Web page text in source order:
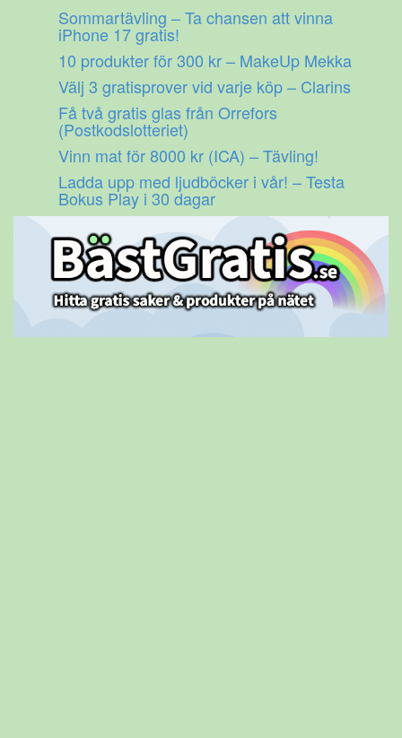
Sommartävling – Ta chansen att vinna
iPhone 17 gratis!
10 produkter för 300 kr – MakeUp Mekka
Välj 3 gratisprover vid varje köp – Clarins
Få två gratis glas från Orrefors
(Postkodslotteriet)
Vinn mat för 8000 kr (ICA) – Tävling!
Ladda upp med ljudböcker i vår! – Testa
Bokus Play i 30 dagar